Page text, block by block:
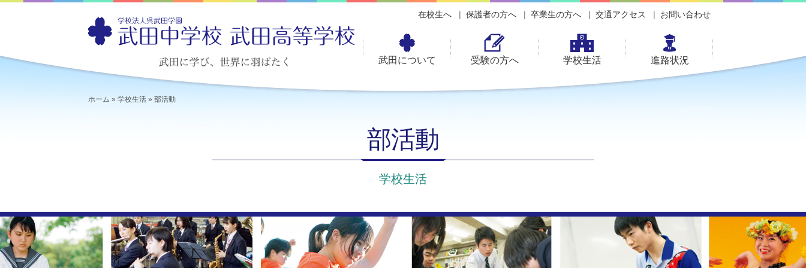
在校生へ 保護者の方へ 卒業生の方へ 交通アクセス お問い合わせ
武田について 受験の方へ 学校生活 進路状況
ホーム » 学校生活 » 部活動
部活動
学校生活